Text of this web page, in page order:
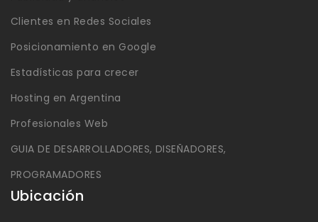
Clientes en Redes Sociales
Posicionamiento en Google
Estadísticas para crecer
Hosting en Argentina
Profesionales Web
GUIA DE DESARROLLADORES, DISEÑADORES,
PROGRAMADORES
Ubicación